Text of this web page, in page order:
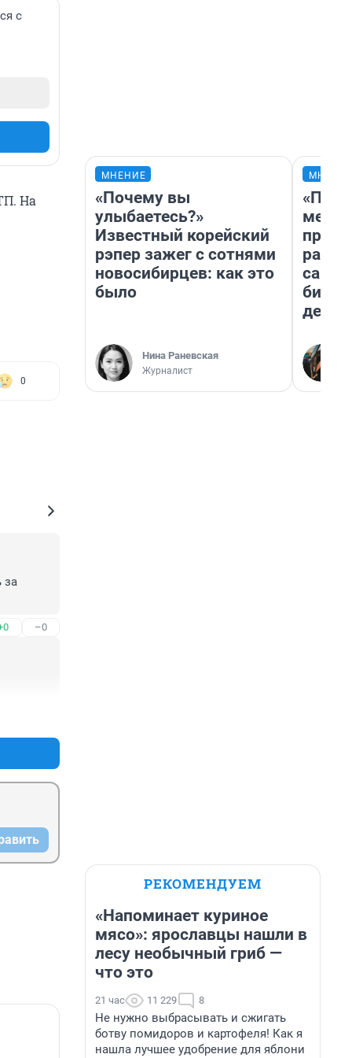
с
На
0
за
–0
МНЕНИЕ
«Почему вы
улыбаетесь?»
Известный корейский
рэпер зажег с сотнями
новосибирцев: как это
было
Нина Раневская
Журналист
РЕКОМЕНДУЕМ
«Напоминает куриное
мясо»: ярославцы нашли в
лесу необычный гриб —
что это
21 час 11 229 8
Не нужно выбрасывать и сжигать
ботву помидоров и картофеля! Как я
нашла лучшее удобрение для яблони